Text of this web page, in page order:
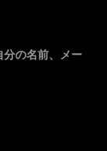
分の名前、メー